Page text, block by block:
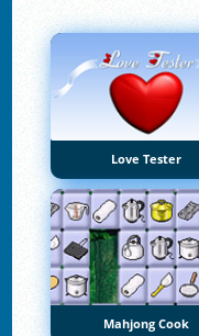
Love Tester
Mahjong Cook